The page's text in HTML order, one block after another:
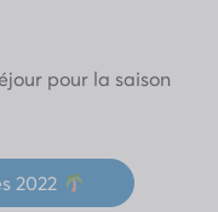
pour la saison
2022